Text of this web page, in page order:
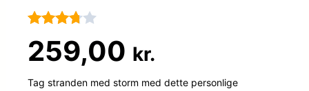
som
3.7 ud
259,00 kr.
Tag stranden med storm med dette personlige